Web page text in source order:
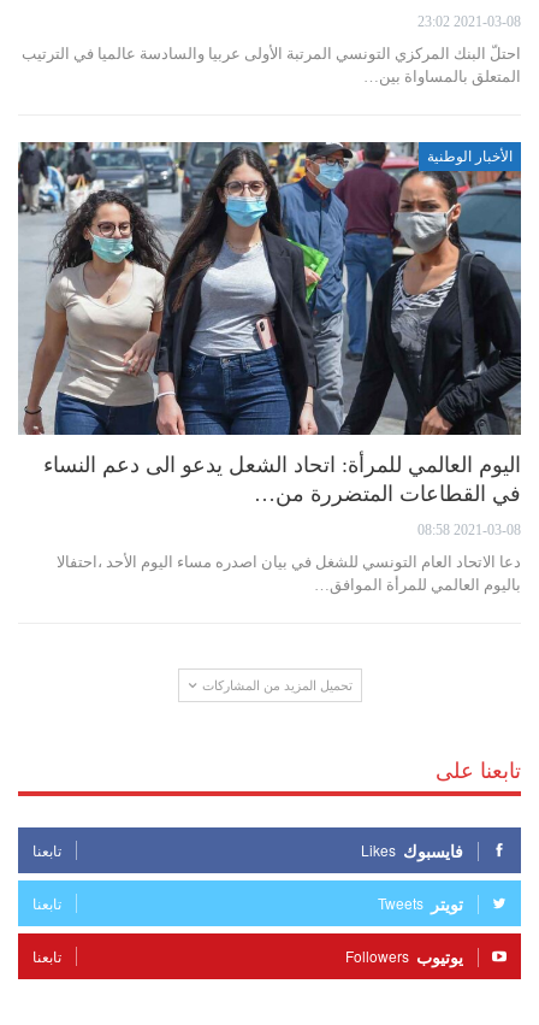
2021-03-08 23:02
احتلّ البنك المركزي التونسي المرتبة الأولى عربيا والسادسة عالميا في الترتيب
المتعلق بالمساواة بين…
الأخبار الوطنية
اليوم العالمي للمرأة: اتحاد الشعل يدعو الى دعم النساء
في القطاعات المتضررة من…
2021-03-08 08:58
دعا الاتحاد العام التونسي للشغل في بيان اصدره مساء اليوم الأحد ،احتفالا
باليوم العالمي للمرأة الموافق…
تحميل المزيد من المشاركات
تابعنا على
فايسبوك Likes تابعنا
تويتر Tweets تابعنا
يوتيوب Followers تابعنا